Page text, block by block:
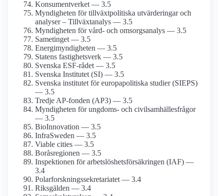
Konsument­verket — 3.5
Myndigheten för tillväxt­politiska utvärderingar och
analyser – Tillväxtanalys — 3.5
Myndigheten för vård- och omsorgs­analys — 3.5
Sametinget — 3.5
Energi­myndigheten — 3.5
Statens fastighetsverk — 3.5
Svenska ESF-rådet — 3.5
Svenska Institutet (SI) — 3.5
Svenska institutet för europa­politiska studier (SIEPS)
— 3.5
Tredje AP-fonden (AP3) — 3.5
Myndigheten för ungdoms- och civilsamhälles­frågor
— 3.5
BioInnovation — 3.5
InfraSweden — 3.5
Viable cities — 3.5
Boråsregionen — 3.5
Inspektionen för arbetslöshets­försäkringen (IAF) —
3.4
Polarforsknings­sekretariatet — 3.4
Riksgälden — 3.4